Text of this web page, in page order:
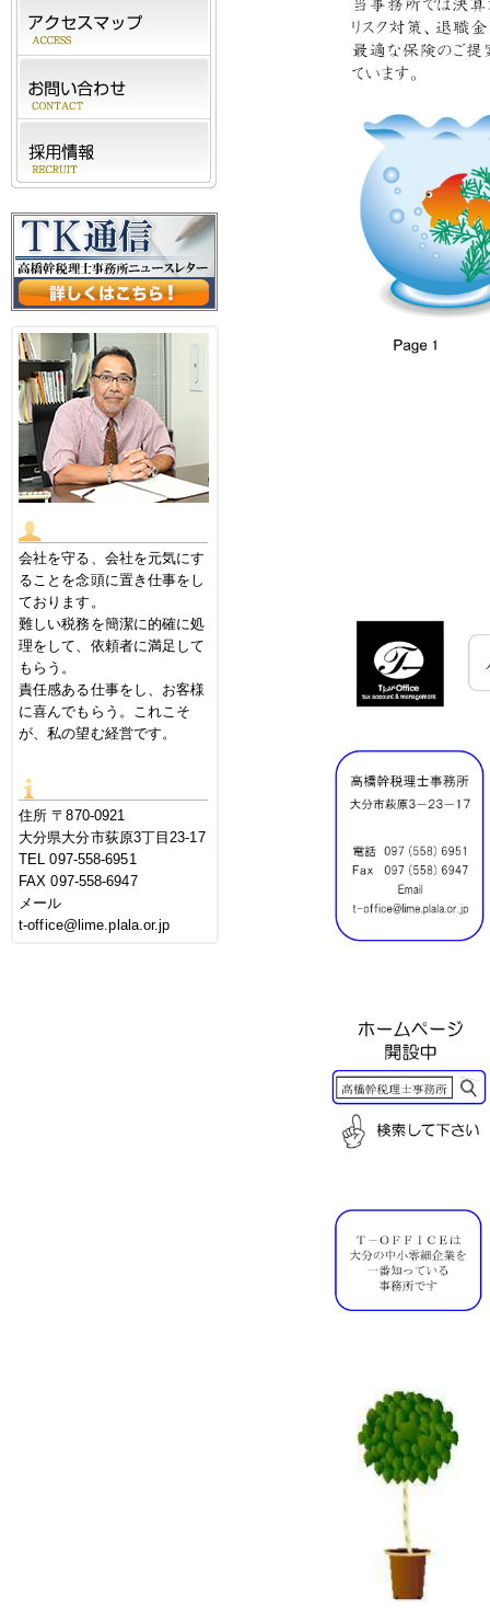
会社を守る、会社を元気にす
ることを念頭に置き仕事をし
ております。
難しい税務を簡潔に的確に処
理をして、依頼者に満足して
もらう。
責任感ある仕事をし、お客様
に喜んでもらう。これこそ
が、私の望む経営です。
住所 〒870-0921
大分県大分市荻原3丁目23-17
TEL 097-558-6951
FAX 097-558-6947
メール
t-office@lime.plala.or.jp